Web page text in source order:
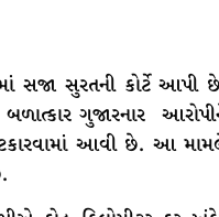
સજા સુરતની કોર્ટે આપી
ગુજારનાર
આવી છે. આ